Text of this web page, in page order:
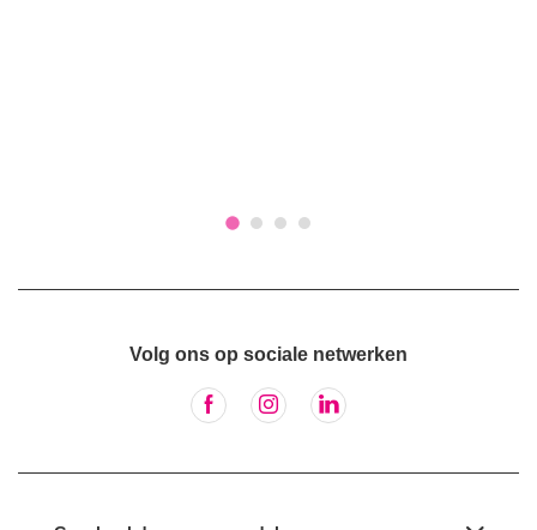
Volg ons op sociale netwerken